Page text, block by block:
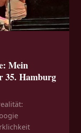
Mein
35. Hamburg